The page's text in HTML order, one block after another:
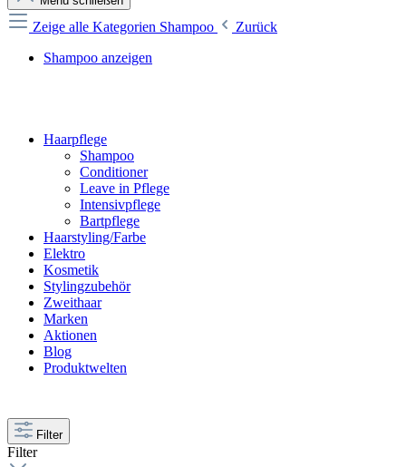
Zeige alle Kategorien Shampoo
Zurück
Shampoo anzeigen
Haarpflege
Shampoo
Conditioner
Leave in Pflege
Intensivpflege
Bartpflege
Haarstyling/Farbe
Elektro
Kosmetik
Stylingzubehör
Zweithaar
Marken
Aktionen
Blog
Produktwelten
Filter
Filter